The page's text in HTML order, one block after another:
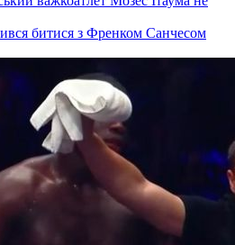
битися з Френком Санчесом